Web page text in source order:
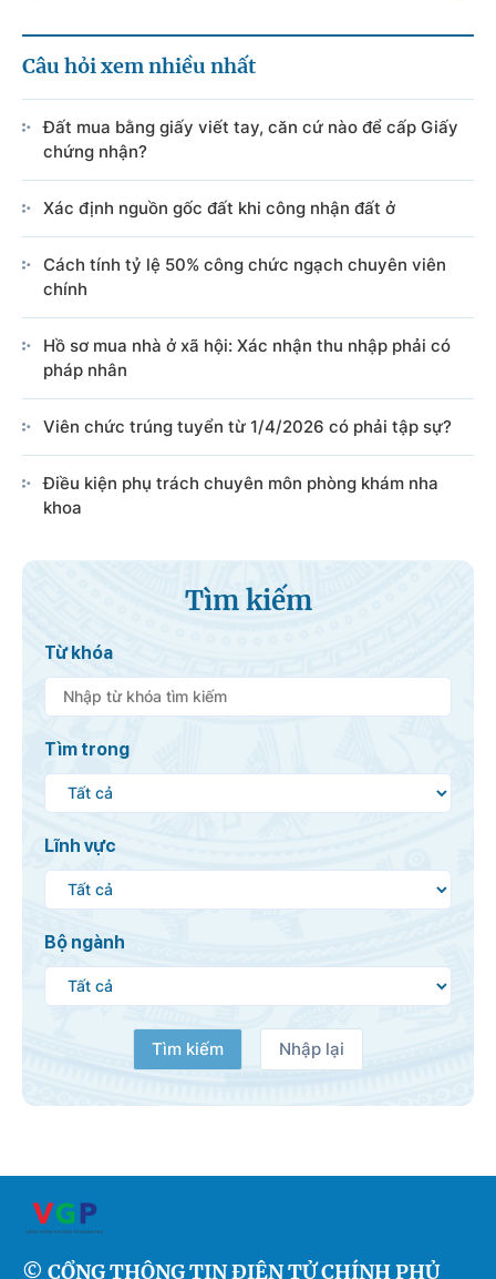
Câu hỏi xem nhiều nhất
Đất mua bằng giấy viết tay, căn cứ nào để cấp Giấy
chứng nhận?
Xác định nguồn gốc đất khi công nhận đất ở
Cách tính tỷ lệ 50% công chức ngạch chuyên viên
chính
Hồ sơ mua nhà ở xã hội: Xác nhận thu nhập phải có
pháp nhân
Viên chức trúng tuyển từ 1/4/2026 có phải tập sự?
Điều kiện phụ trách chuyên môn phòng khám nha
khoa
Tìm kiếm
Từ khóa
Tìm trong
Lĩnh vực
Bộ ngành
Tìm kiếm Nhập lại
© CỔNG THÔNG TIN ĐIỆN TỬ CHÍNH PHỦ